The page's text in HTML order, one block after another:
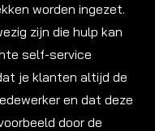
worden ingezet.
zijn die hulp kan
self-service
je klanten altijd de
en dat deze
door de